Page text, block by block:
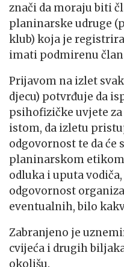
znači da moraju biti
planinarske udruge
klub) koja je
imati podmirenu
Prijavom na izlet
djecu) potvrđuje da
psihofizičke uvjete
istom, da izletu
odgovornost te da će
planinarskom
odluka i uputa
odgovornost
eventualnih, bilo
Zabranjeno je
cvijeća i drugih
okolišu.